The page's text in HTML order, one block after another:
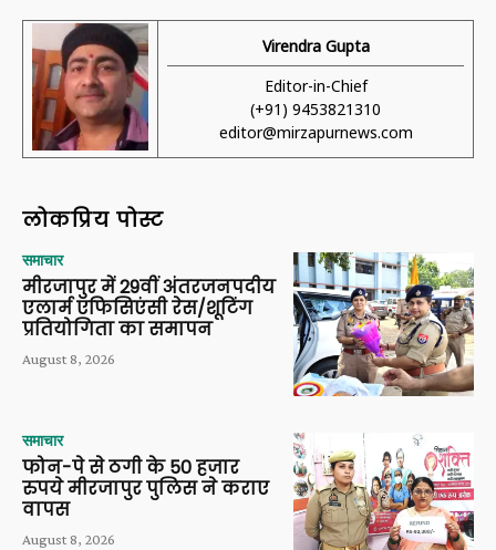
Virendra Gupta
Editor-in-Chief
(+91) 9453821310
editor@mirzapurnews.com
लोकप्रिय पोस्ट
समाचार
मीरजापुर में 29वीं अंतरजनपदीय
एलार्म एफिसिएंसी रेस/शूटिंग
प्रतियोगिता का समापन
August 8, 2026
समाचार
फोन-पे से ठगी के 50 हजार
रुपये मीरजापुर पुलिस ने कराए
वापस
August 8, 2026